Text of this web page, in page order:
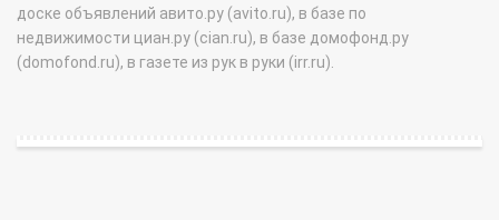
доске объявлений авито.ру (avito.ru), в базе по
недвижимости циан.ру (cian.ru), в базе домофонд.ру
(domofond.ru), в газете из рук в руки (irr.ru).